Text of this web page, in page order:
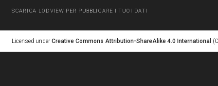
SCARICA LODVIEW PER PUBBLICARE I TUOI DATI
Licensed under Creative Commons Attribution-ShareAlike 4.0 International